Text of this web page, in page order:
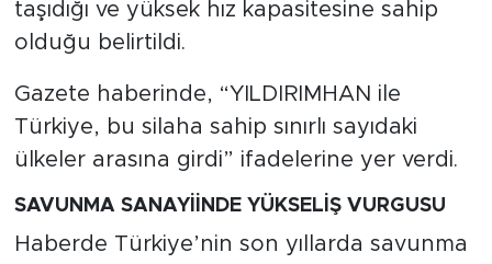
taşıdığı ve yüksek hız kapasitesine sahip
olduğu belirtildi.
Gazete haberinde, “YILDIRIMHAN ile
Türkiye, bu silaha sahip sınırlı sayıdaki
ülkeler arasına girdi” ifadelerine yer verdi.
SAVUNMA SANAYİİNDE YÜKSELİŞ VURGUSU
Haberde Türkiye’nin son yıllarda savunma